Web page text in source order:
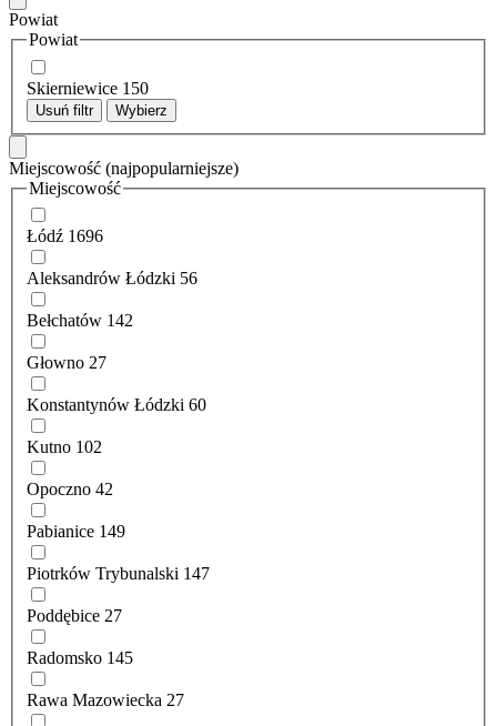
Powiat
Powiat
Skierniewice 150
Usuń filtr Wybierz
Miejscowość (najpopularniejsze)
Miejscowość
Łódź 1696
Aleksandrów Łódzki 56
Bełchatów 142
Głowno 27
Konstantynów Łódzki 60
Kutno 102
Opoczno 42
Pabianice 149
Piotrków Trybunalski 147
Poddębice 27
Radomsko 145
Rawa Mazowiecka 27